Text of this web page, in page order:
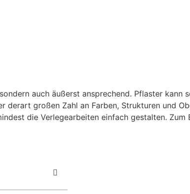
auch äußerst ansprechend. Pflaster kann
derart großen Zahl an Farben, Strukturen und
die Verlegearbeiten einfach gestalten.